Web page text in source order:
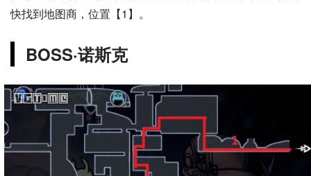
快找到地图商，位置【1】。
BOSS·诺斯克